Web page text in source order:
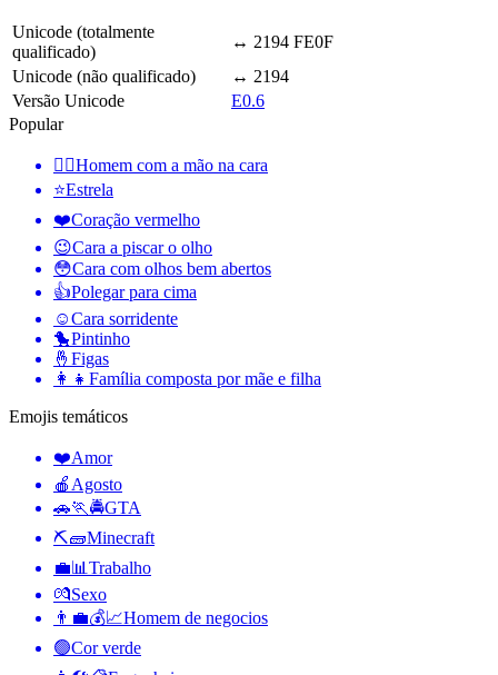
Unicode (totalmente
qualificado)
↔️ 2194 FE0F
Unicode (não qualificado)
↔ 2194
Versão Unicode
E0.6
Popular
🤦‍♂️Homem com a mão na cara
⭐Estrela
❤️Coração vermelho
😉Cara a piscar o olho
😳Cara com olhos bem abertos
👍Polegar para cima
☺️Cara sorridente
🐤Pintinho
🤞 Figas
👩‍👧 Família composta por mãe e filha
Emojis temáticos
❤️Amor
🍎 Agosto
🚗🏃🚔GTA
⛏🧱Minecraft
💼📊 Trabalho
💏Sexo
👨‍💼💰📈Homem de negocios
🟢Cor verde